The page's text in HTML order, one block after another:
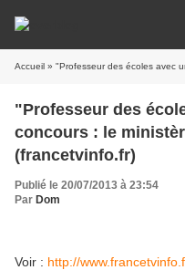
Accueil » "Professeur des écoles avec un 4/
"Professeur des
concours : le
(francetvinfo.fr)
Publié le 20/07/2013 à 23:54
Par Dom
Voir : http://